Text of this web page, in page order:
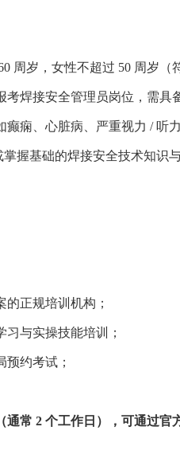
周岁，女性不超过 50 周岁（
焊接安全管理员岗位，需具
痫、心脏病、严重视力 / 听
握基础的焊接安全技术知识
正规培训机构；
与实操技能培训；
约考试；
常 2 个工作日），可通过官